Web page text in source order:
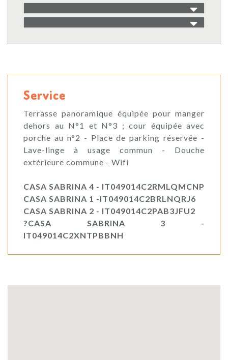
Service
Terrasse panoramique équipée pour manger
dehors au N°1 et N°3 ; cour équipée avec
porche au n°2 - Place de parking réservée -
Lave-linge à usage commun - Douche
extérieure commune - Wifi
CASA SABRINA 4 - IT049014C2RMLQMCNP
CASA SABRINA 1 -IT049014C2BRLNQRJ6
CASA SABRINA 2 - IT049014C2PAB3JFU2
?CASA SABRINA 3 -
IT049014C2XNTPBBNH